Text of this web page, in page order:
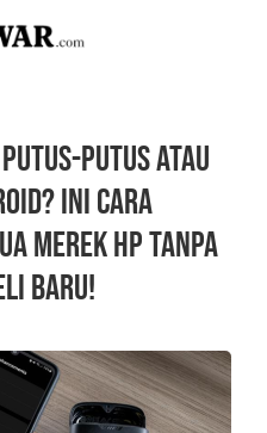
Putus atau
Ini Cara
Merek Hp Tanpa
Baru!